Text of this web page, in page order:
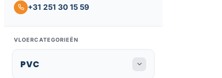
+31 251 30 15 59
VLOERCATEGORIEËN
PVC